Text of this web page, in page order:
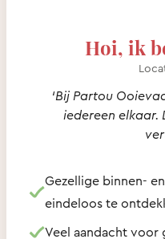
Hoi, ik
‘Bij Partou
iedereen elkaar.
Gezellige binnen-
eindeloos te
Veel aandacht voor